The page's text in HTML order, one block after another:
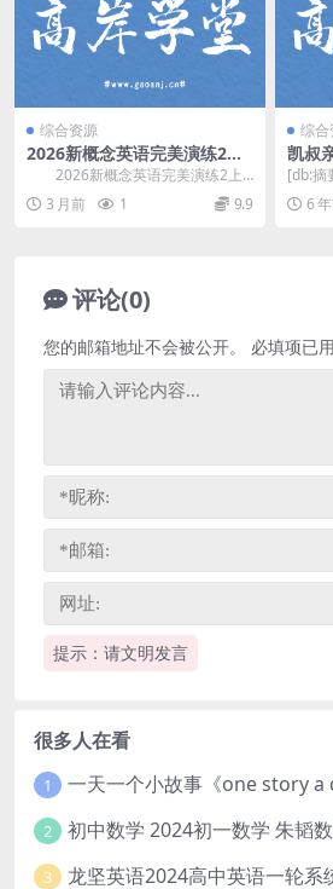
综合资源
2026新概念英语完美演练2上
册同步讲解(视频+资料) 百度
网盘分享
2026新概念英语完美演练2上
册视频讲解+资料，共96讲视频，
每讲视频20分...
3 月前 1 9.9
综合
凯叔
术（
网盘
[db:摘
6
评论(0)
提示：请文明发言
您的邮箱地址不会被公开。 必填项已用
很多人在看
1
2
3 龙坚英语2024高中英语一轮系